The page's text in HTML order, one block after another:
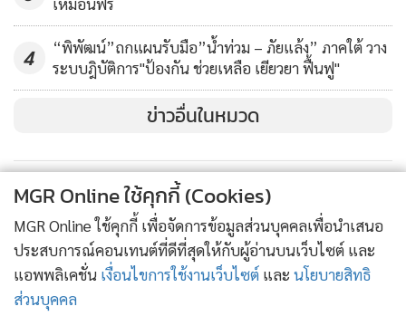
ระดับมาตรฐานทางให้ประชาชนสามารถสัญจรได้อย่างสะดวก
ปลอดภัยในทุกฤดู เพิ่มประสิทธิภาพการขนส่งผลิตผลทางการ
เกษตรให้ออกสู่ท้องตลาดได้ทันเวลา ส่งเสริมการท่องเที่ยวเชิง
ธรรมชาติ ตามนโยบายของนายศักดิ์สยาม ชิดชอบ รัฐมนตรี
ว่าการกระทรวงคมนาคม
4
“พิพัฒน์”ถกแผนรับมือ”น้ำท่วม – ภัยแล้ง” ภาคใต้ วาง
ระบบฎิบัติการ"ป้องกัน ช่วยเหลือ เยียวยา ฟื้นฟู"
ข่าวอื่นในหมวด
MGR Online ใช้คุกกี้ (Cookies)
MGR Online ใช้คุกกี้ เพื่อจัดการข้อมูลส่วนบุคคลเพื่อนำเสนอ
ประสบการณ์คอนเทนต์ที่ดีที่สุดให้กับผู้อ่านบนเว็บไซต์ และ
แอพพลิเคชั่น เงื่อนไขการใช้งานเว็บไซต์ และ นโยบายสิทธิ
ส่วนบุคคล